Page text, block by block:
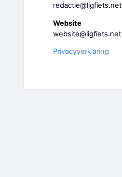
redactie@ligfiets.net
Website
website@ligfiets.net
Privacyverklaring